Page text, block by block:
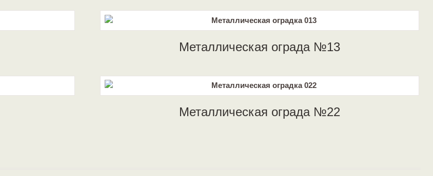
Металлическая ограда №13
Металлическая ограда №22